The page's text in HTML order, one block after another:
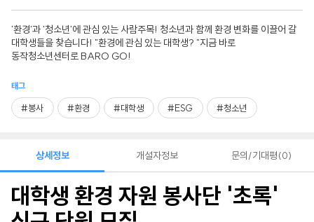
'환경'과 '청소년'에 관심 있는 사람주목! 청소년과 함께 환경 변화를 이끌어 갈
대학생들을 찾습니다! "환경에 관심 있는 대학생? "지금 바로
동작청소년센터로 BARO GO!
태그
#봉사 #환경 #대학생 #ESG #청소년
상세정보
️대학생 환경 자원 봉사단 '초록'
개설자정보 문의/기대평 0